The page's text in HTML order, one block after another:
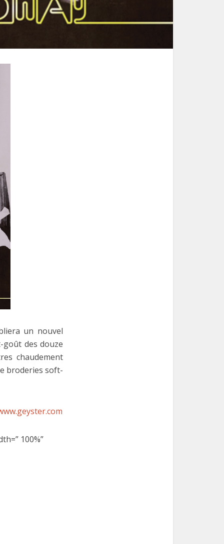
un nouvel
goût des douze
chaudement
broderies soft-
100%”